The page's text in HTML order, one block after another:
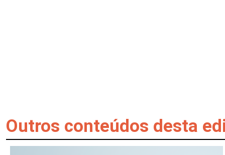
Outros conteúdos desta